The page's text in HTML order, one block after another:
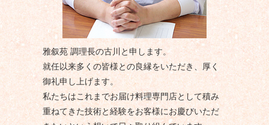
雅叙苑 調理長の古川と申します。
就任以来多くの皆様との良縁をいただき、厚く
御礼申し上げます。
私たちはこれまでお届け料理専門店として積み
重ねてきた技術と経験をお客様にお慶びいただ